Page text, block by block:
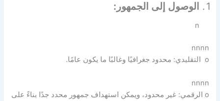
الوصول إلى الجمهور:
n
nnnn
o التقليدي: محدود جغرافيًا وغالبًا ما يكون عامًا.
nnnn
o الرقمي: غير محدود، ويمكن استهداف جمهور محدد جدًا بناءً على